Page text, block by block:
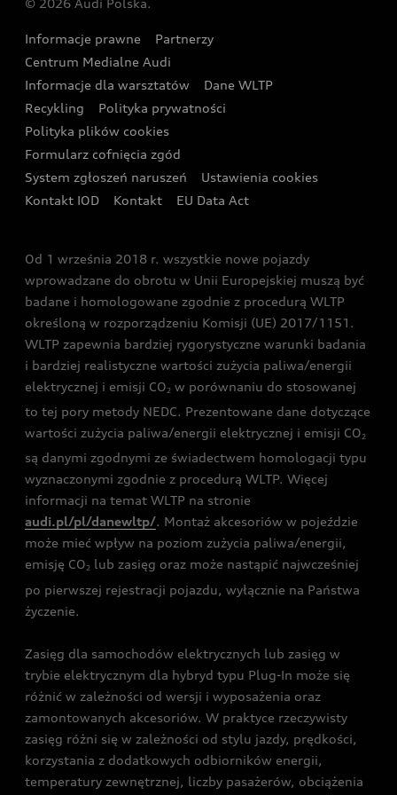
Wyszukaj najbliższego Partnera Audi
Oferta dla przedsiębiorców
Oferta dla klientów prywatnych
Kalkulator rat
Ubezpieczenie
Audi exclusive
Zasięg
Gwarancja
Akcje serwisowe Audi
Katalog online akcesoriów
Audi i Muzeum Sztuki Nowoczesnej w Warszawie
Audi driving experience
Audi quattro Cup
Audi i Puchar Świata w Skokach Narciarskich w
Zakopanem
© 2026 Audi Polska.
Informacje prawne
Partnerzy
Centrum Medialne Audi
Informacje dla warsztatów
Dane WLTP
Recykling
Polityka prywatności
Polityka plików cookies
Formularz cofnięcia zgód
System zgłoszeń naruszeń
Ustawienia cookies
Kontakt IOD
Kontakt EU Data Act
Od 1 września 2018 r. wszystkie nowe pojazdy
wprowadzane do obrotu w Unii Europejskiej muszą być
badane i homologowane zgodnie z procedurą WLTP
określoną w rozporządzeniu Komisji (UE) 2017/1151.
WLTP zapewnia bardziej rygorystyczne warunki badania
i bardziej realistyczne wartości zużycia paliwa/energii
elektrycznej i emisji CO2 w porównaniu do stosowanej
to tej pory metody NEDC. Prezentowane dane dotyczące
wartości zużycia paliwa/energii elektrycznej i emisji CO2
są danymi zgodnymi ze świadectwem homologacji typu
wyznaczonymi zgodnie z procedurą WLTP. Więcej
informacji na temat WLTP na stronie
audi.pl/pl/danewltp/. Montaż akcesoriów w pojeździe
może mieć wpływ na poziom zużycia paliwa/energii,
emisję CO2 lub zasięg oraz może nastąpić najwcześniej
po pierwszej rejestracji pojazdu, wyłącznie na Państwa
życzenie.
Zasięg dla samochodów elektrycznych lub zasięg w
trybie elektrycznym dla hybryd typu Plug-In może się
różnić w zależności od wersji i wyposażenia oraz
zamontowanych akcesoriów. W praktyce rzeczywisty
zasięg różni się w zależności od stylu jazdy, prędkości,
korzystania z dodatkowych odbiorników energii,
temperatury zewnętrznej, liczby pasażerów, obciążenia